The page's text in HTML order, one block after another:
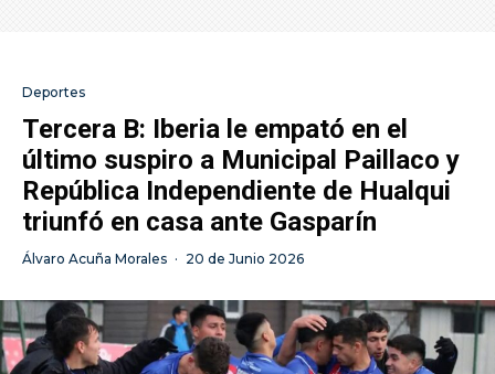
Deportes
Tercera B: Iberia le empató en el
último suspiro a Municipal Paillaco y
República Independiente de Hualqui
triunfó en casa ante Gasparín
Álvaro Acuña Morales · 20 de Junio 2026